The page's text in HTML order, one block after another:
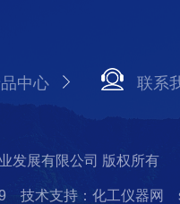
中心 联系
发展有限公司 版权所有
技术支持：化工仪器网